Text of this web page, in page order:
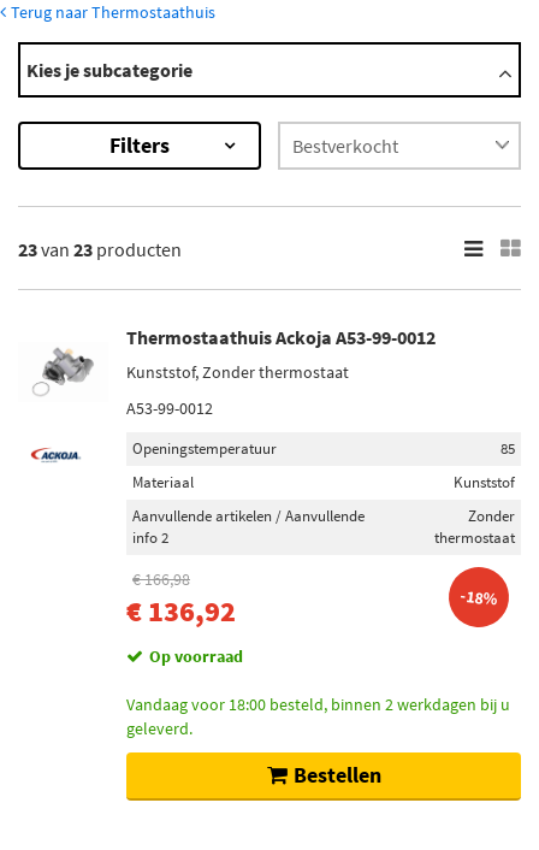
Terug naar Thermostaathuis
Modellen
Atos
Coupe
Getz
Ioniq
×
Resultaten
Merk
Ackoja (14)
Meat Doria (4)
Original Imperium (1)
Niet op voorraad (18)
Op voorraad (5)
Kies je subcategorie
Filters
23van 23 producten
Thermostaathuis Ackoja A53-99-0012
Kunststof, Zonder thermostaat
A53-99-0012
Openingstemperatuur
85
Materiaal
Kunststof
Aanvullende artikelen / Aanvullende
info 2
Zonder
thermostaat
€ 166,98
€ 136,92 -18%
Op voorraad
Vandaag voor 18:00 besteld, binnen 2 werkdagen bij u
geleverd.
Bestellen